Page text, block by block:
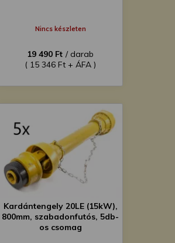
Nincs készleten
19 490 Ft / darab
( 15 346 Ft + ÁFA )
Kardántengely 20LE (15kW),
800mm, szabadonfutós, 5db-
os csomag